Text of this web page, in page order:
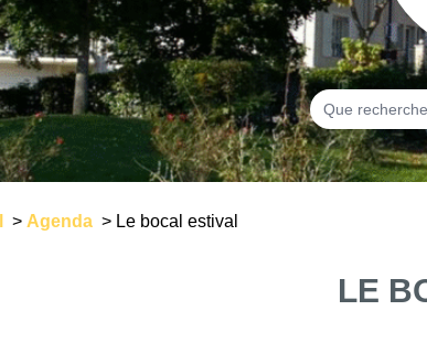
Rechercher
> Agenda > Le bocal estival
LE